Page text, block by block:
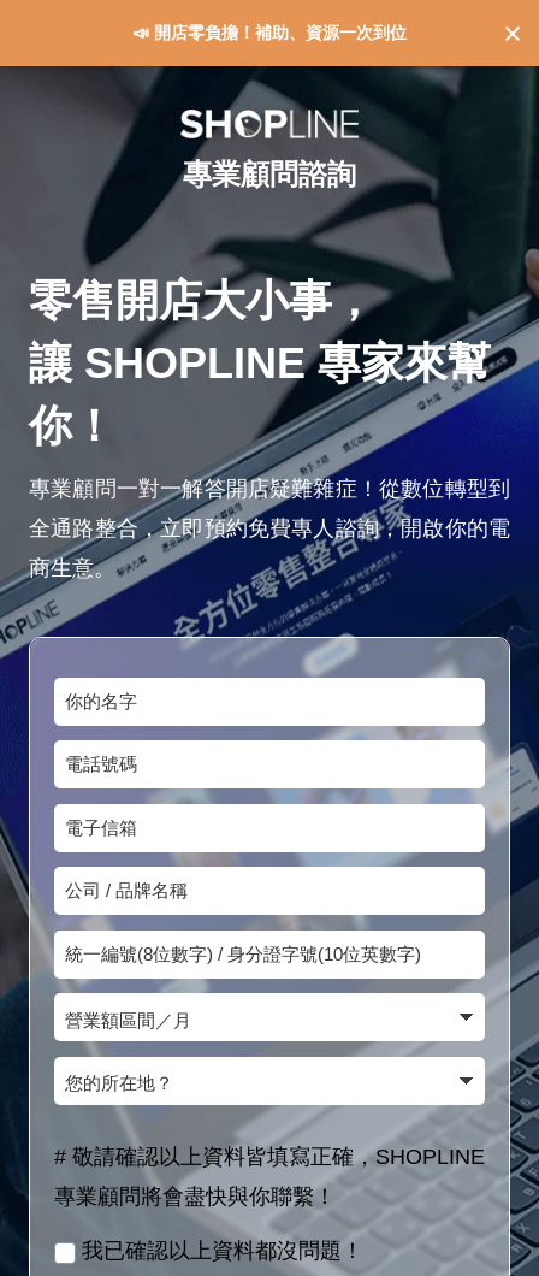
📣 開店零負擔！補助、資源一次到位
專業顧問諮詢
零售開店大小事，
讓 SHOPLINE 專家來幫
你！
專業顧問一對一解答開店疑難雜症！從數位轉型到
全通路整合，立即預約免費專人諮詢，開啟你的電
商生意。
你
的
名
字
電
話
號
碼
電
子
信
箱
公
司
/
品
牌
名
統
一
編
號
(8
/
營
業
額
間
／
月
您
的
所
在
# 敬請確認以上資料皆填寫正確，SHOPLINE
專業顧問將會盡快與你聯繫！
我已確認以上資料都沒問題！